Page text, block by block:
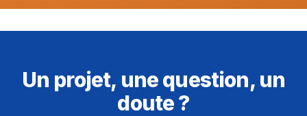
Un projet, une question, un
doute ?